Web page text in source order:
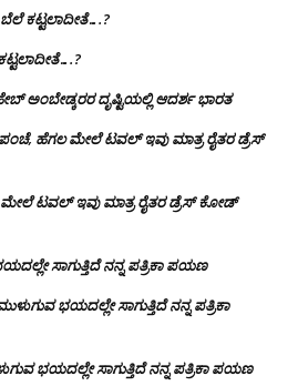
ಕಟ್ಟಲಾದೀತೆ….?
ಅಂಬೇಡ್ಕರರ ದೃಷ್ಟಿಯಲ್ಲಿ ಆದರ್ಶ ಭಾರತ
ಹೆಗಲ ಮೇಲೆ ಟವಲ್‌ ಇವು ಮಾತ್ರ ರೈತರ ಡ್ರೆಸ್‌
ಟವಲ್‌ ಇವು ಮಾತ್ರ ರೈತರ ಡ್ರೆಸ್‌ ಕೋಡ್
ಸಾಗುತ್ತಿದೆ ನನ್ನ ಪತ್ರಿಕಾ ಪಯಣ
ಭಯದಲ್ಲೇ ಸಾಗುತ್ತಿದೆ ನನ್ನ ಪತ್ರಿಕಾ
ಭಯದಲ್ಲೇ ಸಾಗುತ್ತಿದೆ ನನ್ನ ಪತ್ರಿಕಾ ಪಯಣ